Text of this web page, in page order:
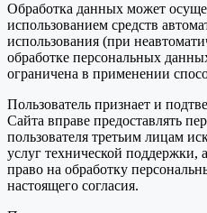
Обработка данных может
использованием средств
использования (при
обработке персональных
ограничена в применении
Пользователь признает и
Сайта вправе предоставлять
пользователя третьим лицам
услуг технической поддержки,
право на обработку
настоящего согласия.